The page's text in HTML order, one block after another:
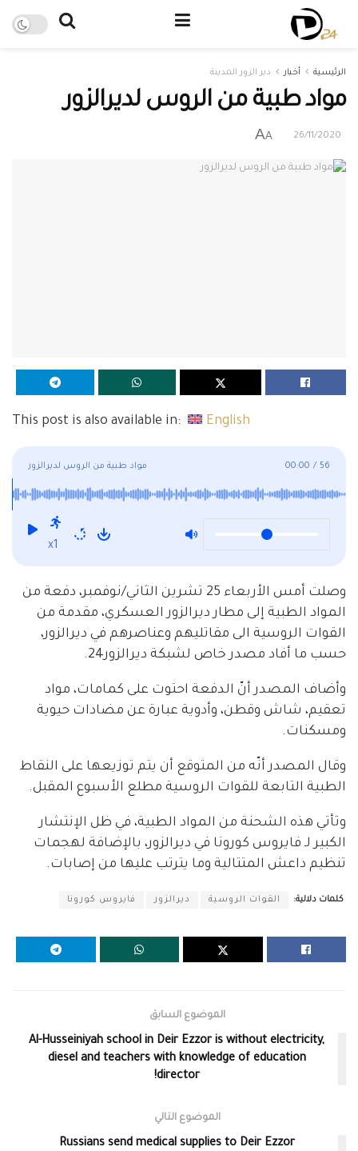
الرئيسية أخبار دير الزور المدينة
مواد طبية من الروس لديرالزور
26/11/2020
A
A
This post is also available in: English
مواد طبية من الروس لديرالزور 00:00 / 56
x1
وصلت أمس الأربعاء 25 تشرين الثاني/نوفمبر، دفعة من
المواد الطبية إلى مطار ديرالزور العسكري، مقدمة من
القوات الروسية الى مقاتليهم وعناصرهم في ديرالزور،
حسب ما أفاد مصدر خاص لشبكة ديرالزور24.
وأضاف المصدر أنّ الدفعة احتوت على كمامات، مواد
تعقيم، شاش وقطن، وأدوية عبارة عن مضادات حيوية
ومسكنات.
وقال المصدر أنّه من المتوقع أن يتم توزيعها على النقاط
الطبية التابعة للقوات الروسية مطلع الأسبوع المقبل.
وتأتي هذه الشحنة من المواد الطبية، في ظل الإنتشار
الكبير لـ فايروس كورونا في ديرالزور، بالإضافة لهجمات
تنظيم داعش المتتالية وما يترتب عليها من إصابات.
كلمات دلالية: القوات الروسية ديرالزور فايروس كورونا
الموضوع السابق
Al-Husseiniyah school in Deir Ezzor is without electricity,
diesel and teachers with knowledge of education
director!
الموضوع التالي
Russians send medical supplies to Deir Ezzor